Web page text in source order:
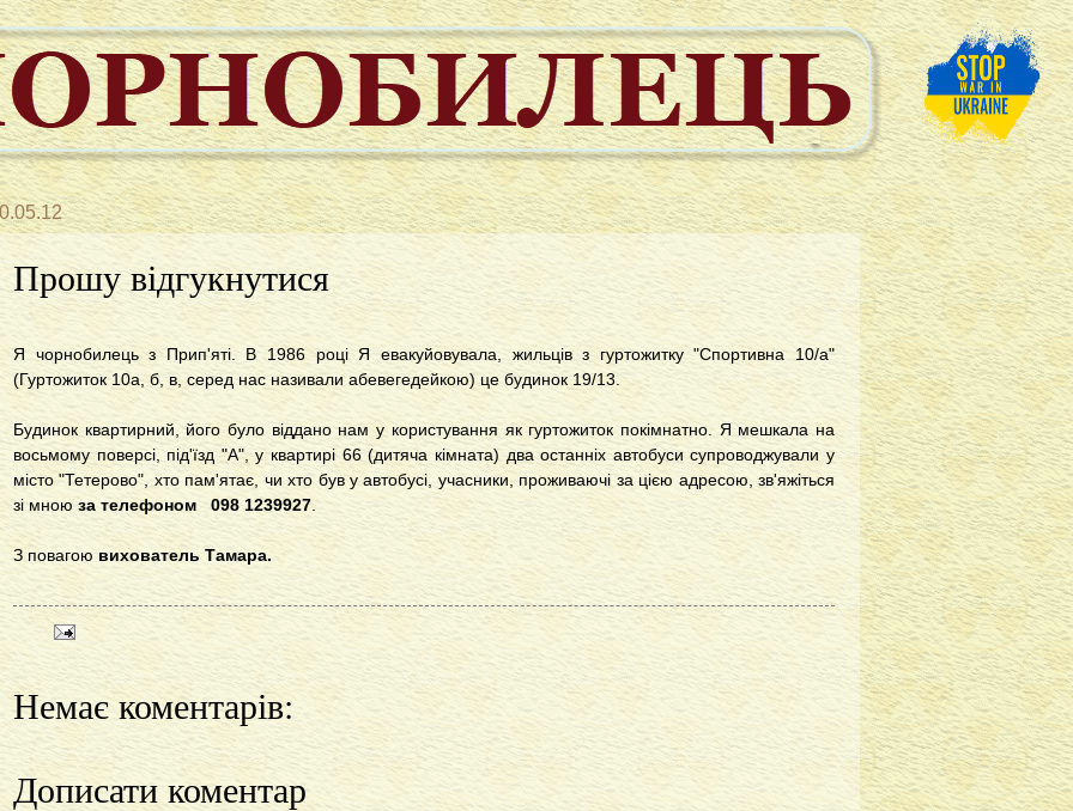
Прошу відгукнутися
Я чорнобилець з Прип'яті. В 1986 році Я евакуйовувала, жильців з гуртожитку "Спортивна 10/а"
(Гуртожиток 10а, б, в, серед нас називали абевегедейкою) це будинок 19/13.
Будинок квартирний, його було віддано нам у користування як гуртожиток покімнатно. Я мешкала на
восьмому поверсі, під'їзд "А", у квартирі 66 (дитяча кімната) два останніх автобуси супроводжували у
місто "Тетерово", хто пам'ятає, чи хто був у автобусі, учасники, проживаючі за цією адресою, зв'яжіться
зі мною за телефоном 098 1239927.
З повагою вихователь Тамара.
Немає коментарів:
Дописати коментар